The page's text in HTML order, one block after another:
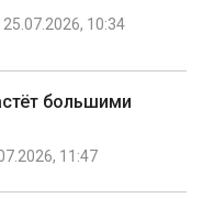
25.07.2026, 10:34
большими
11:47